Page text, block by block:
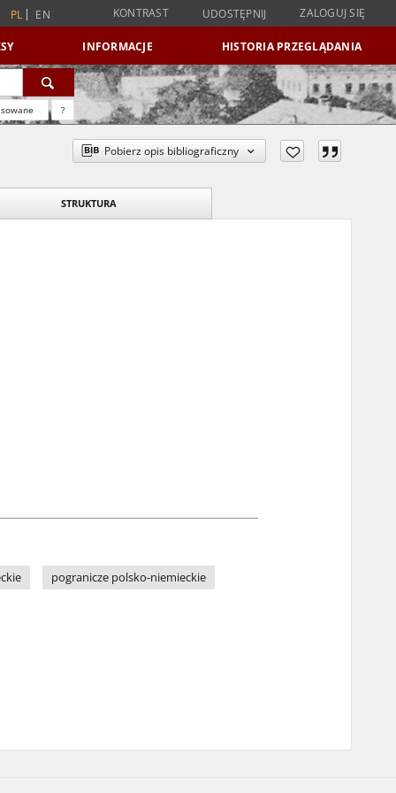
PL EN KONTRAST UDOSTĘPNIJ ZALOGUJ SIĘ
INFORMACJE HISTORIA PRZEGLĄDANIA
?
Pobierz opis bibliograficzny
STRUKTURA
pogranicze polsko-niemieckie